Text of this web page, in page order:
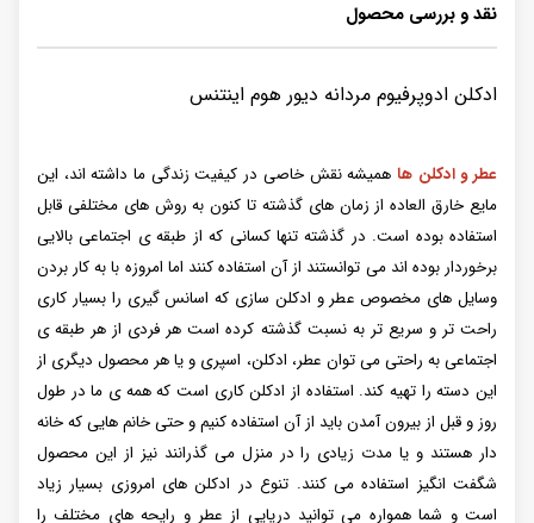
نقد و بررسی محصول
ادکلن ادوپرفیوم مردانه دیور هوم اینتنس
عطر و ادکلن ها همیشه نقش خاصی در کیفیت زندگی ما داشته اند، این
مایع خارق العاده از زمان های گذشته تا کنون به روش های مختلفی قابل
استفاده بوده است. در گذشته تنها کسانی که از طبقه ی اجتماعی بالایی
برخوردار بوده اند می توانستند از آن استفاده کنند اما امروزه با به کار بردن
وسایل های مخصوص عطر و ادکلن سازی که اسانس گیری را بسیار کاری
راحت تر و سریع تر به نسبت گذشته کرده است هر فردی از هر طبقه ی
اجتماعی به راحتی می توان عطر، ادکلن، اسپری و یا هر محصول دیگری از
این دسته را تهیه کند. استفاده از ادکلن کاری است که همه ی ما در طول
روز و قبل از بیرون آمدن باید از آن استفاده کنیم و حتی خانم هایی که خانه
دار هستند و یا مدت زیادی را در منزل می گذرانند نیز از این محصول
شگفت انگیز استفاده می کنند. تنوع در ادکلن های امروزی بسیار زیاد
است و شما همواره می توانید دریایی از عطر و رایحه های مختلف را